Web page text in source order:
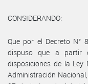
CONSIDERANDO:
Que por el Decreto N°
dispuso que a partir
disposiciones de la Ley
Administración